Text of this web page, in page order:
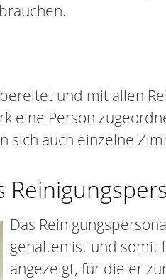
und mit allen
eine Person
sich auch einzelne
Das
gehalten ist und somit
angezeigt, für die er